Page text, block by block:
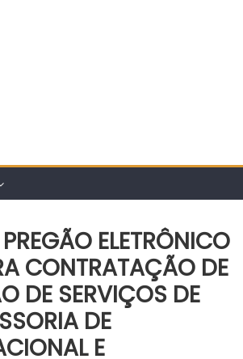
ELETRÔNICO
CONTRATAÇÃO DE
DE SERVIÇOS DE
DE
E